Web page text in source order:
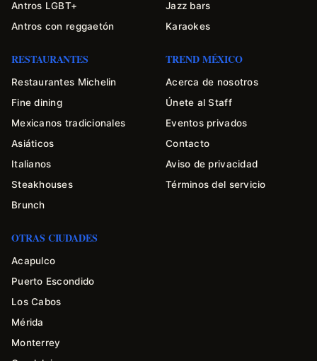
Antros LGBT+
Antros con reggaetón
Jazz bars
Karaokes
RESTAURANTES
Restaurantes Michelin
Fine dining
Mexicanos tradicionales
Asiáticos
Italianos
Steakhouses
Brunch
TREND MÉXICO
Acerca de nosotros
Únete al Staff
Eventos privados
Contacto
Aviso de privacidad
Términos del servicio
OTRAS CIUDADES
Acapulco
Puerto Escondido
Los Cabos
Mérida
Monterrey